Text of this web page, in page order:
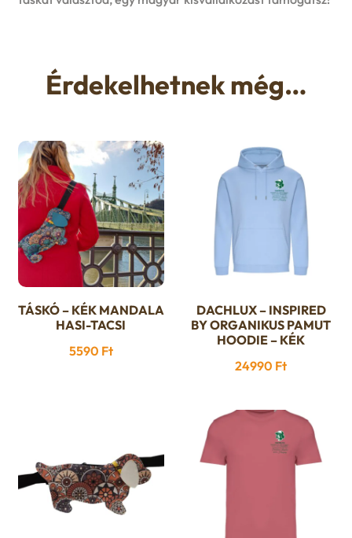
Érdekelhetnek még…
TÁSKÓ – KÉK MANDALA
HASI-TACSI
5590 Ft
Ennek
a
több
van.
változatok
választhatók
DACHLUX – INSPIRED
BY ORGANIKUS PAMUT
HOODIE – KÉK
24990 Ft